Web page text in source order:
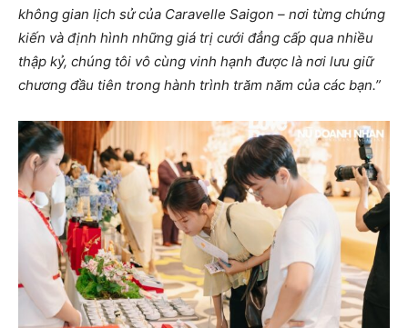
không gian lịch sử của Caravelle Saigon – nơi từng chứng
kiến và định hình những giá trị cưới đẳng cấp qua nhiều
thập kỷ, chúng tôi vô cùng vinh hạnh được là nơi lưu giữ
chương đầu tiên trong hành trình trăm năm của các bạn.”